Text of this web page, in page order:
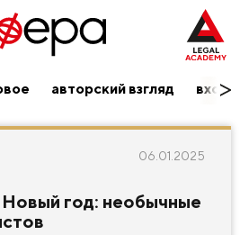
авторский взгляд вход/
06.01.2025
Новый год: необычные